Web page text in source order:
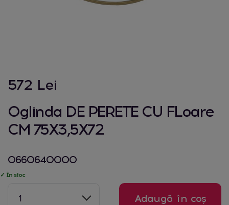
572 Lei
Oglinda DE PERETE CU FLoare
CM 75X3,5X72
0660640000
✓ În stoc
1 Adaugă în coș